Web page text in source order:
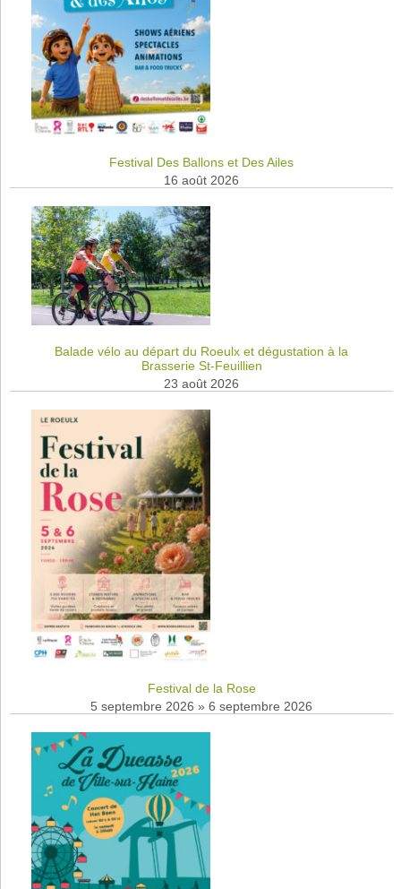
Festival Des Ballons et Des Ailes
16 août 2026
Balade vélo au départ du Roeulx et dégustation à la
Brasserie St-Feuillien
23 août 2026
Festival de la Rose
5 septembre 2026 » 6 septembre 2026